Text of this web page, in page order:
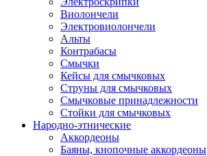
Виолончели
Электровиолончели
Альты
Контрабасы
Смычки
Кейсы для смычковых
Струны для смычковых
Смычковые принадлежности
Стойки для смычковых
Народно-этнические
Аккордеоны
Баяны, кнопочные аккордеоны